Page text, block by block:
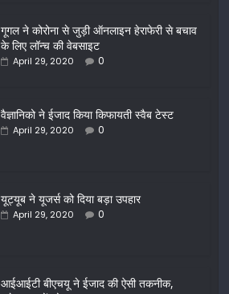
गूगल ने कोरोना से जुड़ी ऑनलाइन हेराफेरी से बचाव
के लिए लॉन्च की वेबसाइट
April 29, 2020 0
वैज्ञानिको ने ईजाद किया किफायती स्वैब टेस्ट
April 29, 2020 0
यूट्यूब ने यूजर्स को दिया बड़ा उपहार
April 29, 2020 0
आईआईटी बीएचयू ने ईजाद की ऐसी तकनीक,